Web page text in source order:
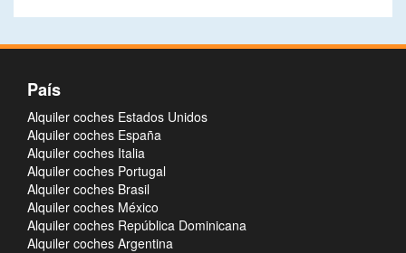
País
Alquiler coches Estados Unidos
Alquiler coches España
Alquiler coches Italia
Alquiler coches Portugal
Alquiler coches Brasil
Alquiler coches México
Alquiler coches República Dominicana
Alquiler coches Argentina